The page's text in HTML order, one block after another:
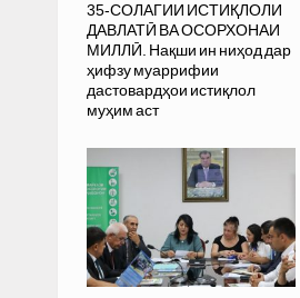
35-СОЛАГИИ ИСТИҚЛОЛИ
ДАВЛАТӢ ВА ОСОРХОНАИ
МИЛЛӢ. Нақши ин ниҳод дар
ҳифзу муаррифии
дастовардҳои истиқлол
муҳим аст